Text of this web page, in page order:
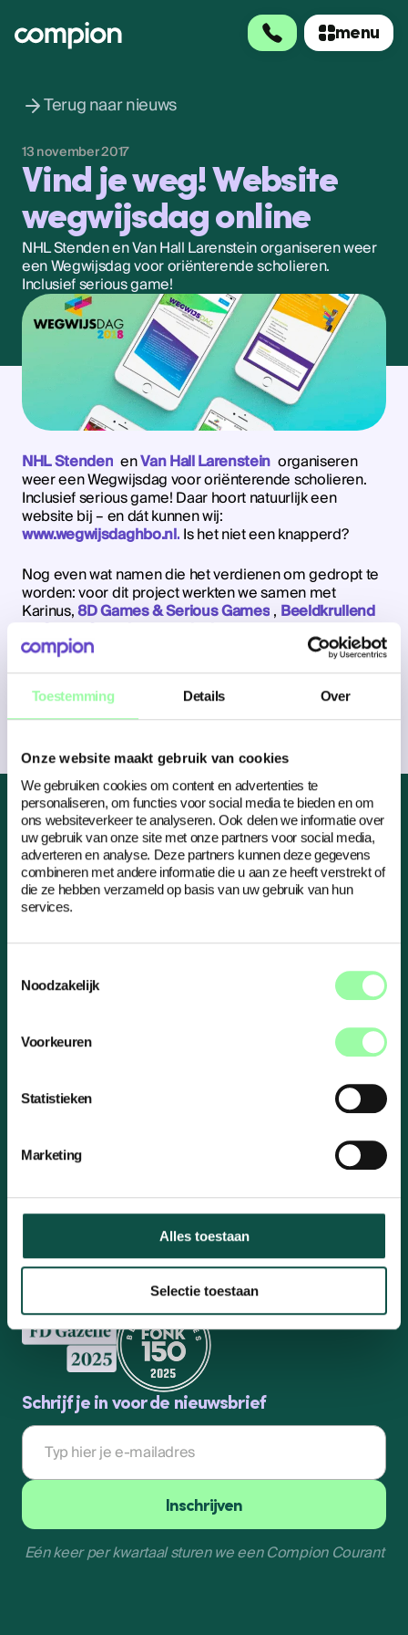
Toestemming Details Over
Onze website maakt gebruik van cookies
We gebruiken cookies om content en advertenties te
personaliseren, om functies voor social media te bieden en om
ons websiteverkeer te analyseren. Ook delen we informatie over
uw gebruik van onze site met onze partners voor social media,
adverteren en analyse. Deze partners kunnen deze gegevens
combineren met andere informatie die u aan ze heeft verstrekt of
die ze hebben verzameld op basis van uw gebruik van hun
services.
Noodzakelijk
Voorkeuren
Statistieken
Marketing
Alles toestaan
Selectie toestaan
menu
Terug naar nieuws
13 november 2017
Vind je weg! Website
wegwijsdag online
NHL Stenden en Van Hall Larenstein organiseren weer
een Wegwijsdag voor oriënterende scholieren.
Inclusief serious game!
NHL Stenden enVan Hall Larenstein organiseren
weer een Wegwijsdag voor oriënterende scholieren.
Inclusief serious game! Daar hoort natuurlijk een
website bij – en dát kunnen wij:
www.wegwijsdaghbo.nl.Is het niet een knapperd?
Nog even wat namen die het verdienen om gedropt te
worden: voor dit project werkten we samen met
Karinus,8D Games & Serious Games, Beeldkrullend
Smart Camels event design. We could not have
done this without you!
Menu
Over ons
Ons team
Onze expertises
Cases
Contact
Altijd welkom
Legedyk 4
8935 DG Leeuwarden
058-203 8076
Mail ons
info@compion.nl
Schrijf je in voor de nieuwsbrief
E-
mailadres
Inschrijven
Inschrijven
Eén keer per kwartaal sturen we een Compion Courant